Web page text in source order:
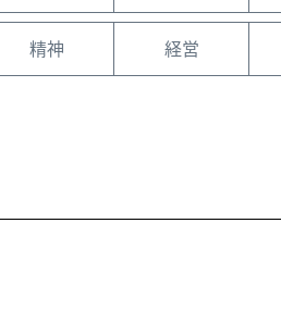
精神 経営